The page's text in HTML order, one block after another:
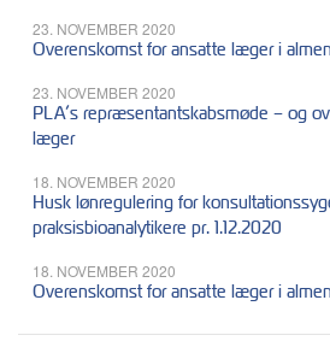
23. NOVEMBER 2020
Overenskomst for ansatte læger i
23. NOVEMBER 2020
PLA’s repræsentantskabsmøde – og
læger
18. NOVEMBER 2020
Husk lønregulering for
praksisbioanalytikere pr. 1.12.2020
18. NOVEMBER 2020
Overenskomst for ansatte læger i